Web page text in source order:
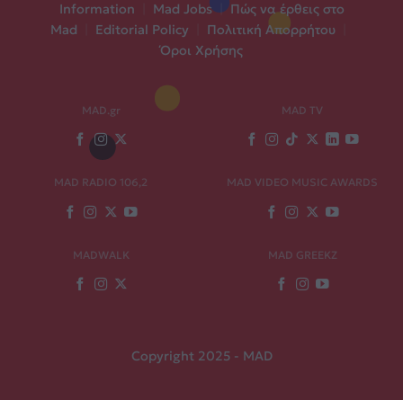
Information
Mad Jobs | Πώς να έρθεις στο
Mad
Editorial Policy Πολιτική Απορρήτου
Όροι Χρήσης
MAD.gr MAD TV
MAD RADIO 106,2 MAD VIDEO MUSIC AWARDS
MADWALK MAD GREEKZ
Copyright 2025 - MAD